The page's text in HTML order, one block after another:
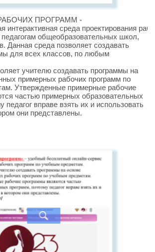
ПРОГРАММ -
интерактивная среда проектирования
педагогам общеобразовательных школ,
Данная среда позволяет создавать
для всех классов, по любым
учителю создавать программы на
примерных рабочих программ по
Утвержденные примерные рабочие
частью примерных образовательных
педагог вправе взять их и использовать
они представлены.